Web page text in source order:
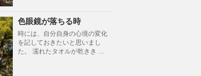
色眼鏡が落ちる時
時には、自分自身の心境の変化
を記しておきたいと思いまし
た。 濡れたタオルが乾きき …